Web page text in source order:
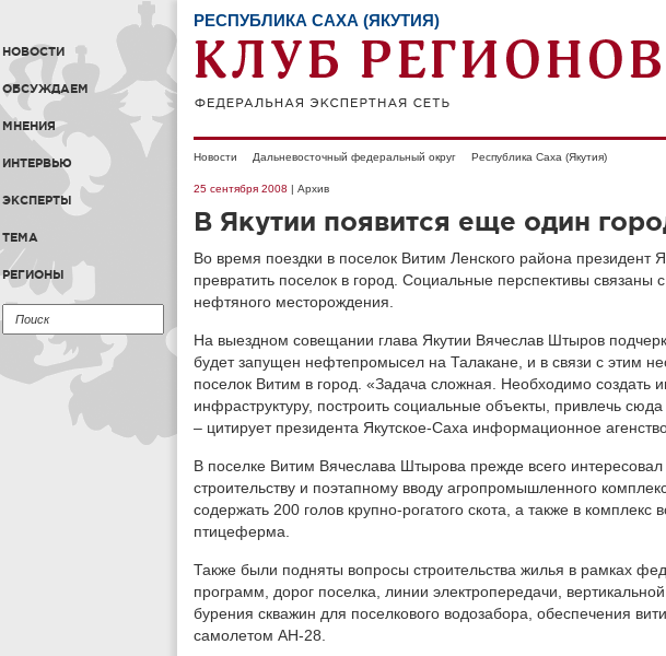
НОВОСТИ
ОБСУЖДАЕМ
МНЕНИЯ
ИНТЕРВЬЮ
ЭКСПЕРТЫ
ТЕМА
РЕГИОНЫ
РЕСПУБЛИКА САХА (ЯКУТИЯ)
Новости Дальневосточный федеральный округ Республика Саха (Якутия)
25 сентября 2008 | Архив
В Якутии появится еще один
Во время поездки в поселок Витим Ленского района президент
превратить поселок в город. Социальные перспективы связаны
нефтяного месторождения.
На выездном совещании глава Якутии Вячеслав Штыров
будет запущен нефтепромысел на Талакане, и в связи с этим
поселок Витим в город. «Задача сложная. Необходимо создать
инфраструктуру, построить социальные объекты, привлечь
– цитирует президента Якутское-Саха информационное
В поселке Витим Вячеслава Штырова прежде всего
строительству и поэтапному вводу агропромышленного
содержать 200 голов крупно-рогатого скота, а также в комплекс
птицеферма.
Также были подняты вопросы строительства жилья в рамках
программ, дорог поселка, линии электропередачи,
бурения скважин для поселкового водозабора, обеспечения
самолетом АН-28.